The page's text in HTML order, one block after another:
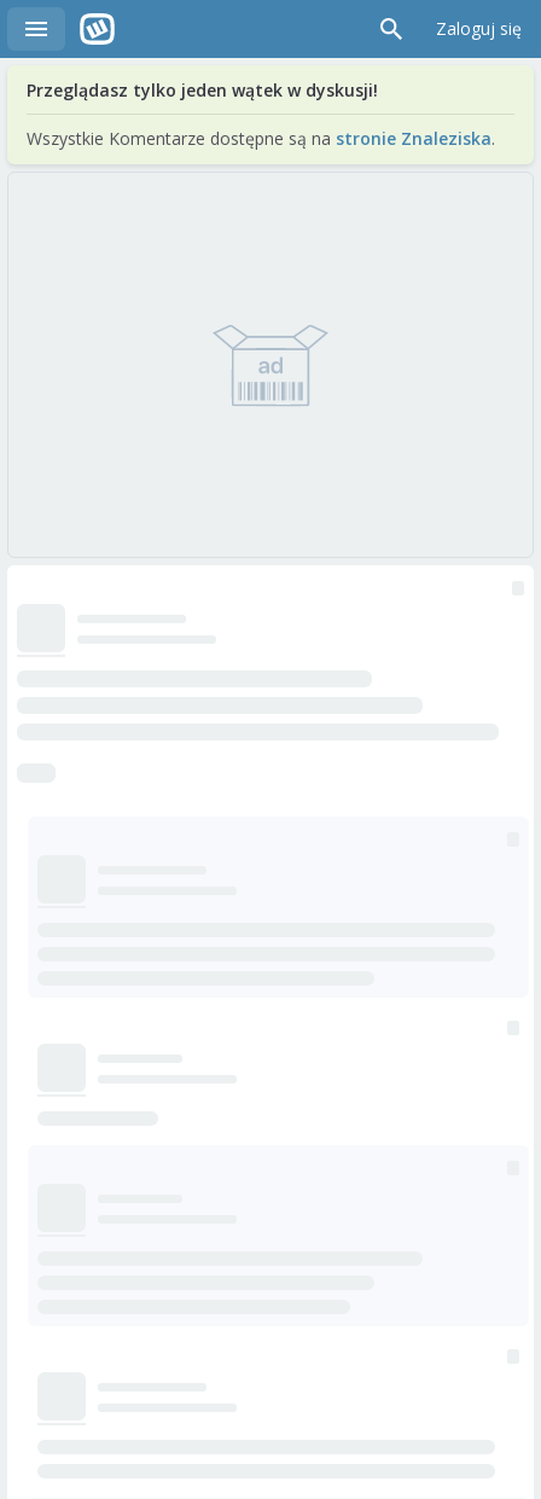
Zaloguj się
Przeglądasz tylko jeden wątek w dyskusji!
Wszystkie Komentarze dostępne są na stronie Znaleziska.